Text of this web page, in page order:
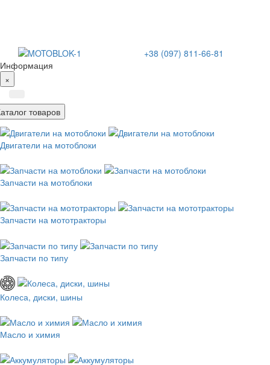
+38 (097) 811-66-81
Информация
×
товаров
Двигатели на мотоблоки
Запчасти на мотоблоки
Запчасти на мототракторы
Запчасти по типу
Колеса, диски, шины
Масло и химия